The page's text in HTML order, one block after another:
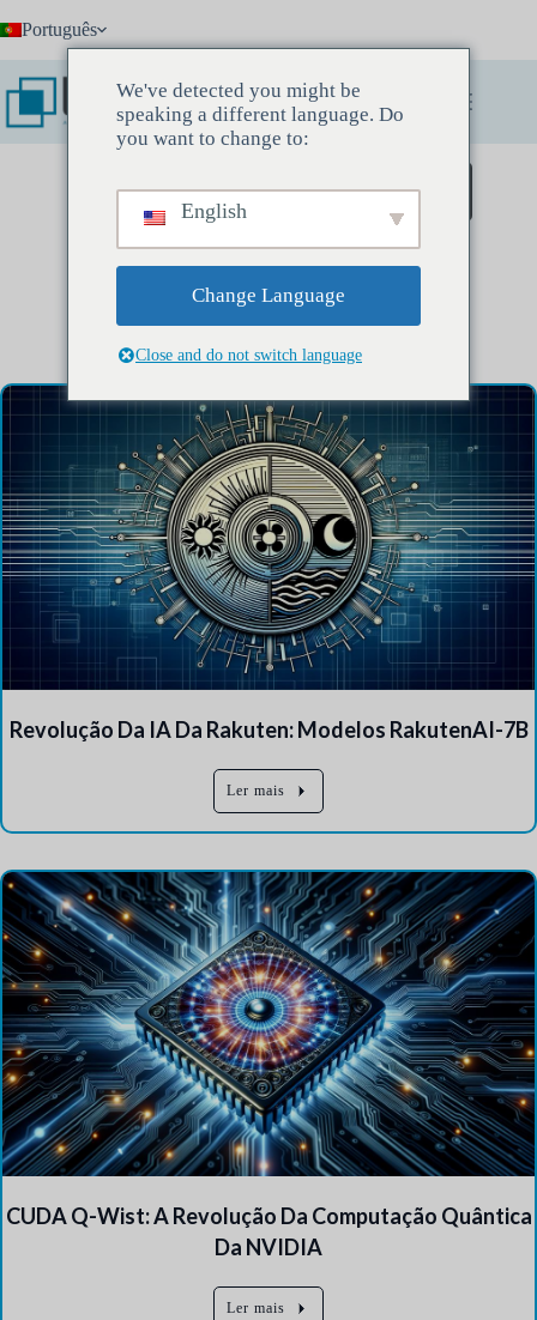
para
conteúdo
Português
Agende uma reunião de descoberta
Revolução Da IA Da Rakuten: Modelos RakutenAI-7B
Ler mais
CUDA Q-Wist: A Revolução Da Computação Quântica
Da NVIDIA
Ler mais
We've detected you might be
speaking a different language. Do
you want to change to:
English
Change Language
Close and do not switch language